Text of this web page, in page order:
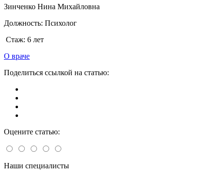
Зинченко Нина Михайловна
Должность: Психолог
Стаж: 6 лет
О враче
Поделиться ссылкой на статью:
Оцените статью:
Наши специалисты